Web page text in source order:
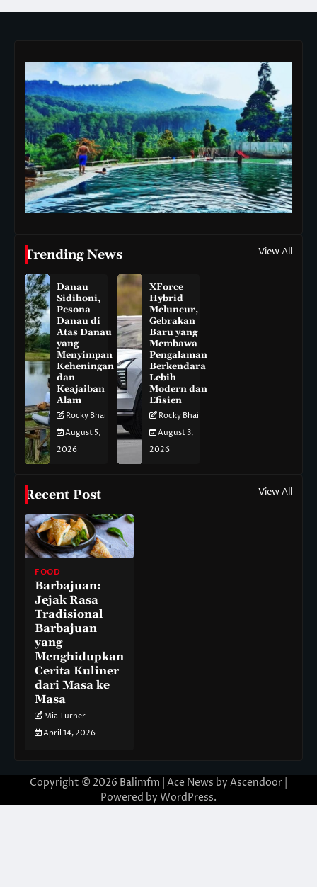
Trending News View All
Danau
Sidihoni,
Pesona
Danau di
Atas Danau
yang
Menyimpan
Keheningan
dan
Keajaiban
Alam
Rocky Bhai
August 5,
2026
XForce
Hybrid
Meluncur,
Gebrakan
Baru yang
Membawa
Pengalaman
Berkendara
Lebih
Modern dan
Efisien
Rocky Bhai
August 3,
2026
Recent Post View All
FOOD
Barbajuan:
Jejak Rasa
Tradisional
Barbajuan
yang
Menghidupkan
Cerita Kuliner
dari Masa ke
Masa
Mia Turner
April 14, 2026
Copyright © 2026 Balimfm | Ace News by Ascendoor
Powered by WordPress.